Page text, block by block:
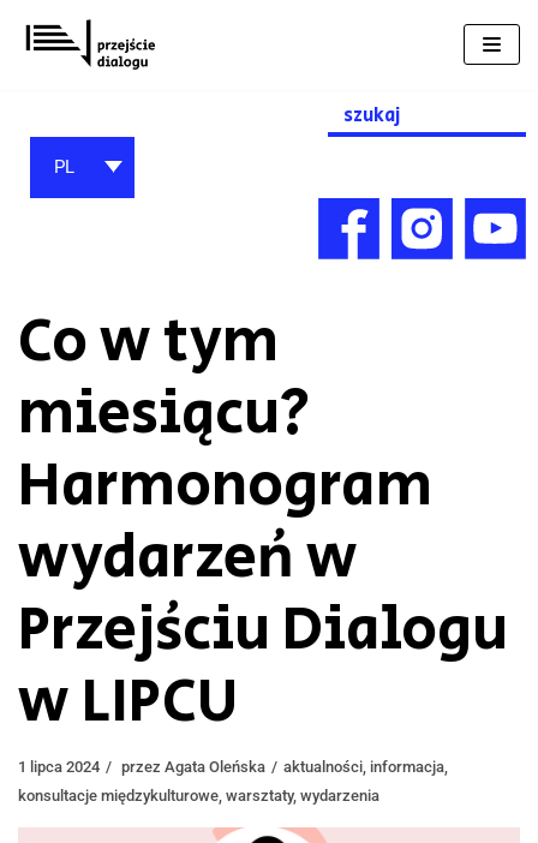
Przejdź
do
Search
for:
PL
Co w tym
miesiącu?
Harmonogram
wydarzeń w
Przejściu Dialogu
w LIPCU
1 lipca 2024 przez Agata Oleńska aktualności informacja
konsultacje międzykulturowe warsztaty, wydarzenia